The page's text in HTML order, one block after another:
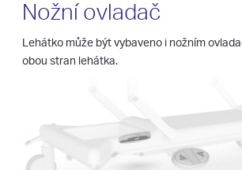
Nožní ovladač
Lehátko může být vybaveno i nožním
obou stran lehátka.